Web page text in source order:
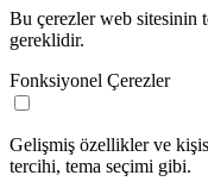
Bu çerezler web sitesinin
gereklidir.
Fonksiyonel Çerezler
Gelişmiş özellikler ve
tercihi, tema seçimi gibi.